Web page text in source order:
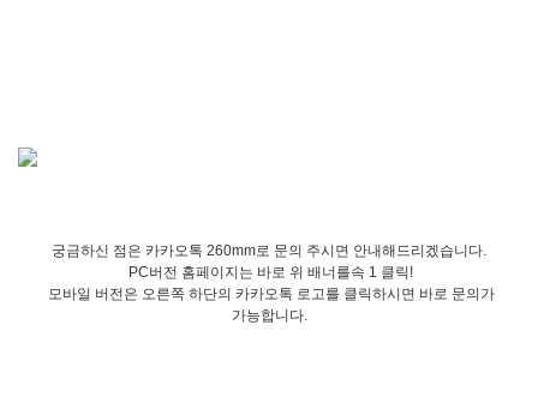
궁금하신 점은 카카오톡 260mm로 문의 주시면 안내해드리겠습니다.
PC버전 홈페이지는 바로 위 배너를속 1 클릭!
모바일 버전은 오른쪽 하단의 카카오톡 로고를 클릭하시면 바로 문의가
가능합니다.